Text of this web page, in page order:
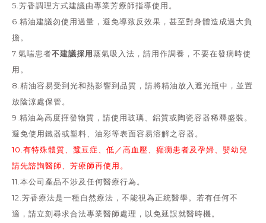
5.芳香調理方式建議由專業芳療師指導使用。
6.精油建議勿使用過量，避免導致反效果，甚至對身體造成過大負
擔。
7.氣喘患者不建議採用蒸氣吸入法，請用作調養，不要在發病時使
用。
8.精油容易受到光和熱影響到品質，請將精油放入遮光瓶中，並置
放陰涼處保管。
9.精油為高度揮發物質，請使用玻璃、鋁質或陶瓷容器稀釋盛裝。
避免使用鐵器或塑料、油彩等表面容易溶解之容器。
10.有特殊體質、蠶豆症、低／高血壓、癲癇患者及孕婦、嬰幼兒
請先諮詢醫師、芳療師再使用。
11.本公司產品不涉及任何醫療行為。
12.芳香療法是一種自然療法，不能視為正統醫學。若有任何不
適，請立刻尋求合法專業醫師處理，以免延誤就醫時機。